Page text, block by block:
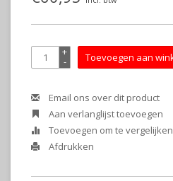
+
- Toevoegen aan
Email ons over dit product
Aan verlanglijst toevoegen
Toevoegen om te vergelijken
Afdrukken